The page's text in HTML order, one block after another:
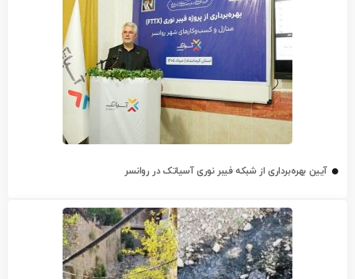
آیین بهره‌برداری از شبکه فیبر نوری آسیاتک در روانسر